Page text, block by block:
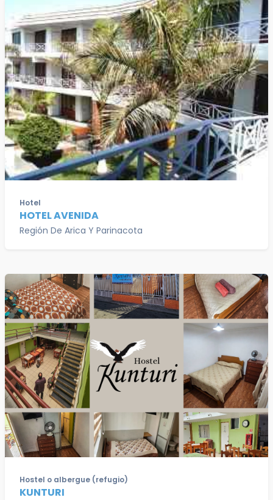
Hotel
HOTEL AVENIDA
Región De Arica Y Parinacota
Hostel o albergue (refugio)
KUNTURI